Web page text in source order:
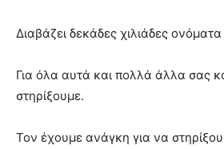
Διαβάζει δεκάδες χιλιάδες
Για όλα αυτά και πολλά άλλα σας
στηρίξουμε.
Τον έχουμε ανάγκη για να